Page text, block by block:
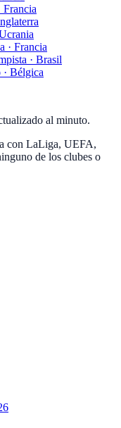
Francia
· Francia
· Brasil
Bélgica
al minuto.
con LaLiga, UEFA,
de los clubes o